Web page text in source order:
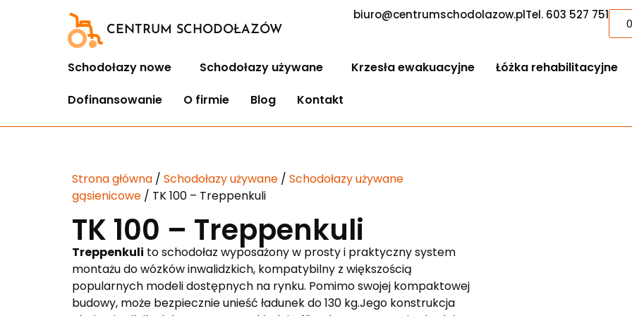
CENTRUM SCHODOŁAZÓW
biuro@centrumschodolazow.plTel. 603 527 751
Schodołazy nowe Schodołazy używane Krzesła ewakuacyjne
Łóżka rehabilitacyjne
Dofinansowanie
O firmie Blog Kontakt
Strona główna / Schodołazy używane / Schodołazy używane
gąsienicowe / TK 100 – Treppenkuli
TK 100 – Treppenkuli
Treppenkuli to schodołaz wyposażony w prosty i praktyczny system
montażu do wózków inwalidzkich, kompatybilny z większością
popularnych modeli dostępnych na rynku. Pomimo swojej kompaktowej
budowy, może bezpiecznie unieść ładunek do 130 kg.Jego konstrukcja